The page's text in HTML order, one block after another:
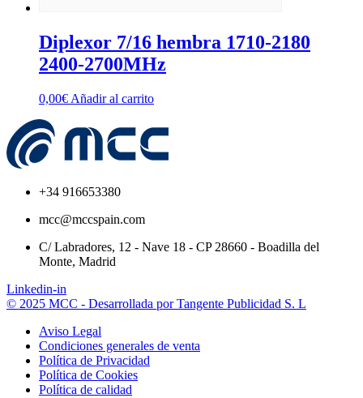
Diplexor 7/16 hembra 1710-2180
2400-2700MHz
0,00€ Añadir al carrito
+34 916653380
mcc@mccspain.com
C/ Labradores, 12 - Nave 18 - CP 28660 - Boadilla del
Monte, Madrid
Linkedin-in
© 2025 MCC - Desarrollada por Tangente Publicidad S. L
Aviso Legal
Condiciones generales de venta
Política de Privacidad
Política de Cookies
Política de calidad